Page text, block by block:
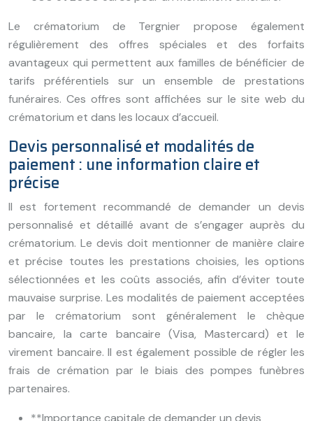
Le crématorium de Tergnier propose également
régulièrement des offres spéciales et des forfaits
avantageux qui permettent aux familles de bénéficier de
tarifs préférentiels sur un ensemble de prestations
funéraires. Ces offres sont affichées sur le site web du
crématorium et dans les locaux d’accueil.
Devis personnalisé et modalités de
paiement : une information claire et
précise
Il est fortement recommandé de demander un devis
personnalisé et détaillé avant de s’engager auprès du
crématorium. Le devis doit mentionner de manière claire
et précise toutes les prestations choisies, les options
sélectionnées et les coûts associés, afin d’éviter toute
mauvaise surprise. Les modalités de paiement acceptées
par le crématorium sont généralement le chèque
bancaire, la carte bancaire (Visa, Mastercard) et le
virement bancaire. Il est également possible de régler les
frais de crémation par le biais des pompes funèbres
partenaires.